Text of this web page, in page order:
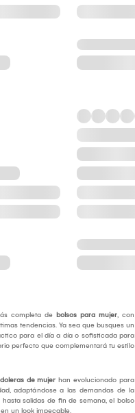
completa de bolsos para mujer, con
tendencias. Ya sea que busques un
para el día a día o sofisticada para
perfecto que complementará tu estilo
de mujer han evolucionado para
adaptándose a las demandas de la
salidas de fin de semana, el bolso
un look impecable.